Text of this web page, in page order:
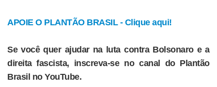
APOIE O PLANTÃO BRASIL - Clique aqui!
Se você quer ajudar na luta contra Bolsonaro e a
direita fascista, inscreva-se no canal do Plantão
Brasil no YouTube.